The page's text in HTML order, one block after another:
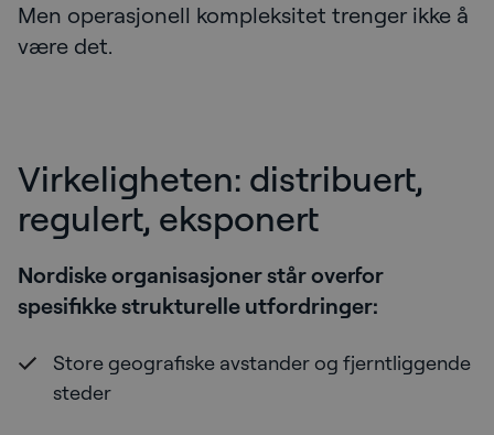
Men operasjonell kompleksitet trenger ikke å
være det.
Virkeligheten: distribuert,
regulert, eksponert
Nordiske organisasjoner står overfor
spesifikke strukturelle utfordringer:
Store geografiske avstander og fjerntliggende
steder